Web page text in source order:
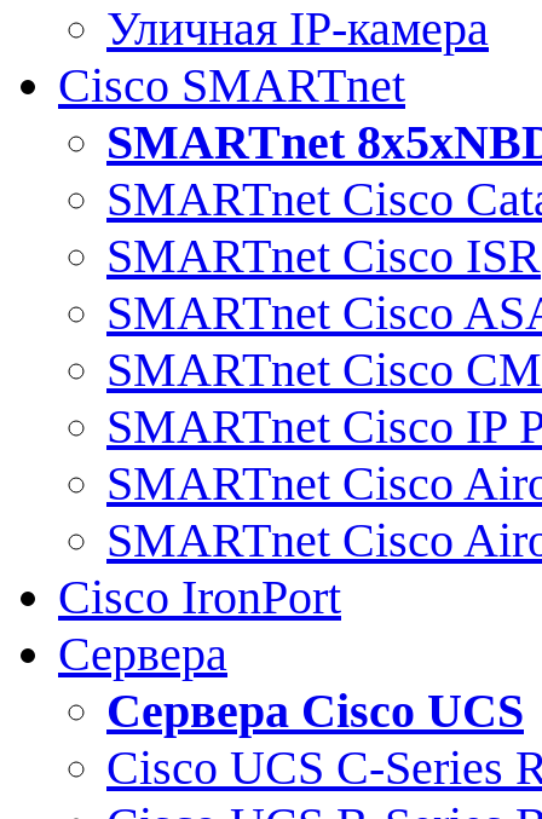
Уличная IP-камера
Cisco SMARTnet
SMARTnet
SMARTnet Cisco
SMARTnet Cisco ISR
SMARTnet Cisco
SMARTnet Cisco
SMARTnet Cisco IP
SMARTnet Cisco
SMARTnet Cisco
Cisco IronPort
Сервера
Сервера Cisco UCS
Cisco UCS C-Series